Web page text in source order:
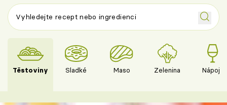
Těstoviny Sladké Maso Zelenina Nápoje